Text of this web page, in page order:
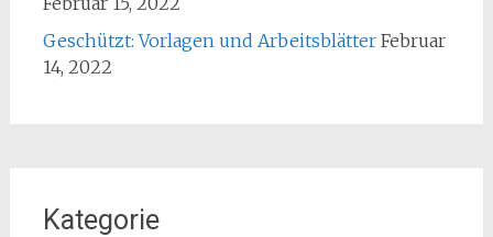
Geschützt: Vorlagen und Arbeitsblätter Februar
14, 2022
Kategorie